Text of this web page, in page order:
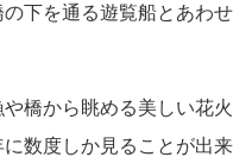
下を通る遊覧船とあわせ
橋から眺める美しい花火
数度しか見ることが出来